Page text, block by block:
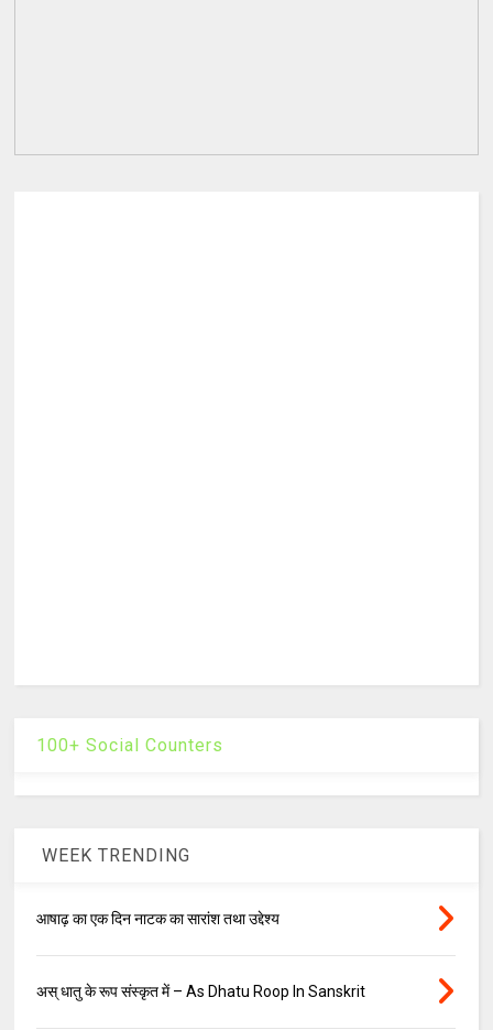
100+ Social Counters
WEEK TRENDING
आषाढ़ का एक दिन नाटक का सारांश तथा उद्देश्य
अस् धातु के रूप संस्कृत में – As Dhatu Roop In Sanskrit